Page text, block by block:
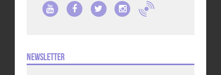
Newsletter